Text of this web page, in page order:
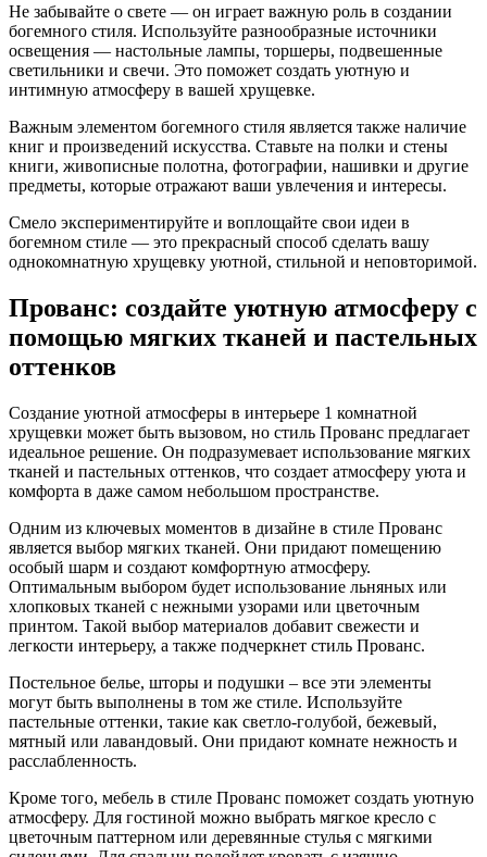
Не забывайте о свете — он играет важную роль в создании
богемного стиля. Используйте разнообразные источники
освещения — настольные лампы, торшеры, подвешенные
светильники и свечи. Это поможет создать уютную и
интимную атмосферу в вашей хрущевке.
Важным элементом богемного стиля является также наличие
книг и произведений искусства. Ставьте на полки и стены
книги, живописные полотна, фотографии, нашивки и другие
предметы, которые отражают ваши увлечения и интересы.
Смело экспериментируйте и воплощайте свои идеи в
богемном стиле — это прекрасный способ сделать вашу
однокомнатную хрущевку уютной, стильной и неповторимой.
Прованс: создайте уютную атмосферу с
помощью мягких тканей и пастельных
оттенков
Создание уютной атмосферы в интерьере 1 комнатной
хрущевки может быть вызовом, но стиль Прованс предлагает
идеальное решение. Он подразумевает использование мягких
тканей и пастельных оттенков, что создает атмосферу уюта и
комфорта в даже самом небольшом пространстве.
Одним из ключевых моментов в дизайне в стиле Прованс
является выбор мягких тканей. Они придают помещению
особый шарм и создают комфортную атмосферу.
Оптимальным выбором будет использование льняных или
хлопковых тканей с нежными узорами или цветочным
принтом. Такой выбор материалов добавит свежести и
легкости интерьеру, а также подчеркнет стиль Прованс.
Постельное белье, шторы и подушки – все эти элементы
могут быть выполнены в том же стиле. Используйте
пастельные оттенки, такие как светло-голубой, бежевый,
мятный или лавандовый. Они придают комнате нежность и
расслабленность.
Кроме того, мебель в стиле Прованс поможет создать уютную
атмосферу. Для гостиной можно выбрать мягкое кресло с
цветочным паттерном или деревянные стулья с мягкими